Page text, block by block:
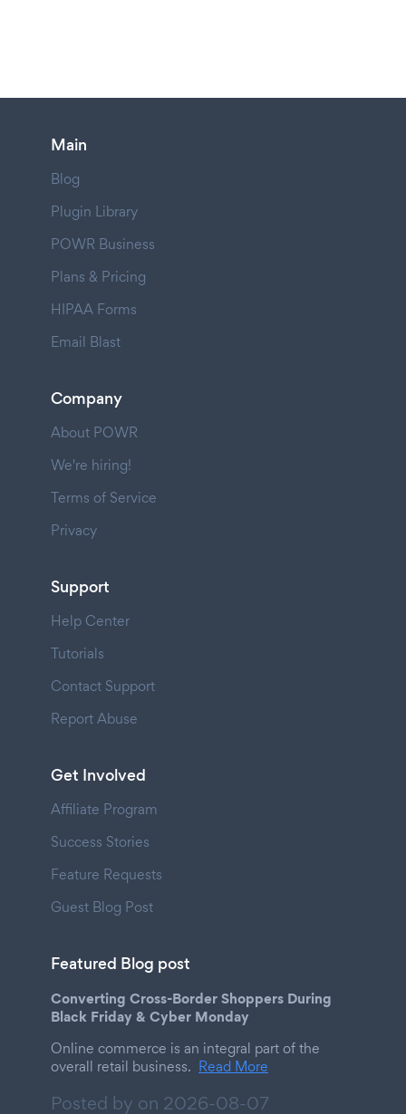
Main
Blog
Plugin Library
POWR Business
Plans & Pricing
HIPAA Forms
Email Blast
Company
About POWR
We're hiring!
Terms of Service
Privacy
Support
Help Center
Tutorials
Contact Support
Report Abuse
Get Involved
Affiliate Program
Success Stories
Feature Requests
Guest Blog Post
Featured Blog post
Converting Cross-Border Shoppers During
Black Friday & Cyber Monday
Online commerce is an integral part of the
overall retail business. Read More
Posted by on 2026-08-07